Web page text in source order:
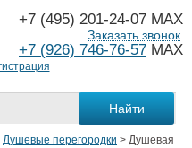
+7 (495) 201-24-07 MAX
+7 (926) 746-76-57 MAX
Заказать звонок
Душевые перегородки > Душевая